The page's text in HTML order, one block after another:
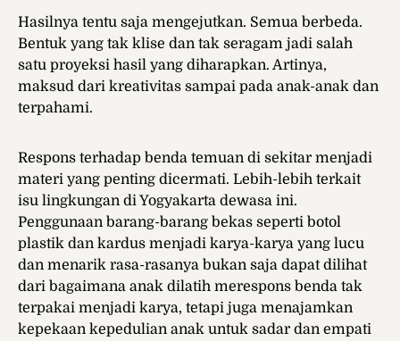
Hasilnya tentu saja mengejutkan. Semua berbeda.
Bentuk yang tak klise dan tak seragam jadi salah
satu proyeksi hasil yang diharapkan. Artinya,
maksud dari kreativitas sampai pada anak-anak dan
terpahami.
Respons terhadap benda temuan di sekitar menjadi
materi yang penting dicermati. Lebih-lebih terkait
isu lingkungan di Yogyakarta dewasa ini.
Penggunaan barang-barang bekas seperti botol
plastik dan kardus menjadi karya-karya yang lucu
dan menarik rasa-rasanya bukan saja dapat dilihat
dari bagaimana anak dilatih merespons benda tak
terpakai menjadi karya, tetapi juga menajamkan
kepekaan kepedulian anak untuk sadar dan empati